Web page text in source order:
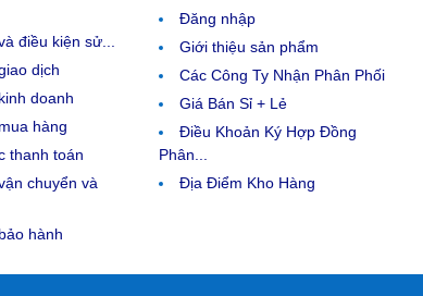
điều kiện sử...
dịch
doanh
hàng
thanh toán
chuyển và
hành
Đăng nhập
Giới thiệu sản phẩm
Các Công Ty Nhận Phân Phối
Giá Bán Sỉ + Lẻ
Điều Khoản Ký Hợp Đồng
Phân...
Địa Điểm Kho Hàng